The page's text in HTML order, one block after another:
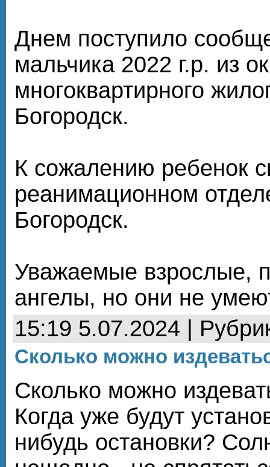
Днем поступило
мальчика 2022 г.р. из
многоквартирного
Богородск.
К сожалению ребенок
реанимационном
Богородск.
Уважаемые взрослые,
ангелы, но они не
15:19 5.07.2024 |
Сколько можно
Сколько можно
Когда уже будут
нибудь остановки?